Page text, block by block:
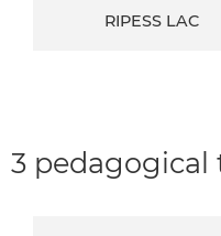
RIPESS LAC
3 pedagogical